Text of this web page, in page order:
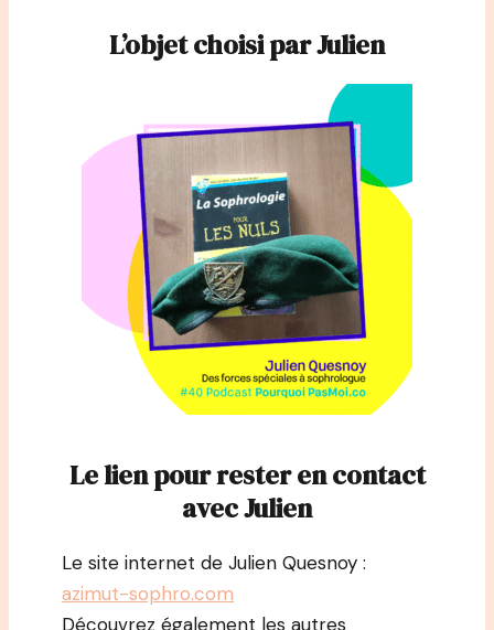
L’objet choisi par Julien
Le lien pour rester en contact
avec Julien
Le site internet de Julien Quesnoy :
azimut-sophro.com
Découvrez également les autres